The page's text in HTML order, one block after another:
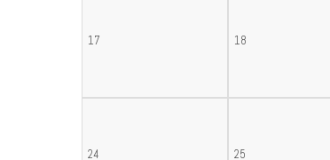
17 18
24 25